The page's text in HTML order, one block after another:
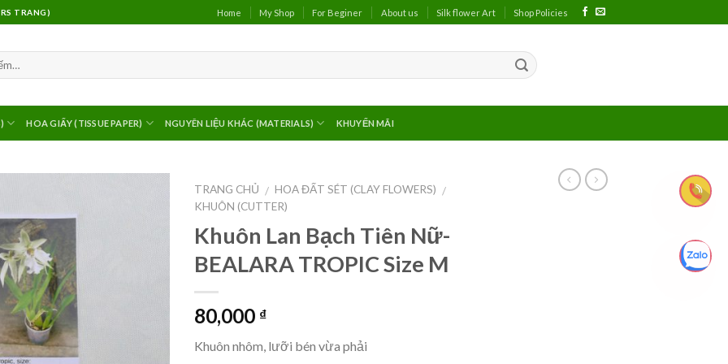
TRANG) Home My Shop For Beginer About us Silk flower Art Shop Policies
HOA GIẤY (TISSUE PAPER) NGUYÊN LIỆU KHÁC (MATERIALS) KHUYẾN MÃI
TRANG CHỦ / HOA ĐẤT SÉT (CLAY FLOWERS) /
KHUÔN (CUTTER)
Khuôn Lan Bạch Tiên Nữ-
BEALARA TROPIC Size M
80,000 ₫
Khuôn nhôm, lưỡi bén vừa phải